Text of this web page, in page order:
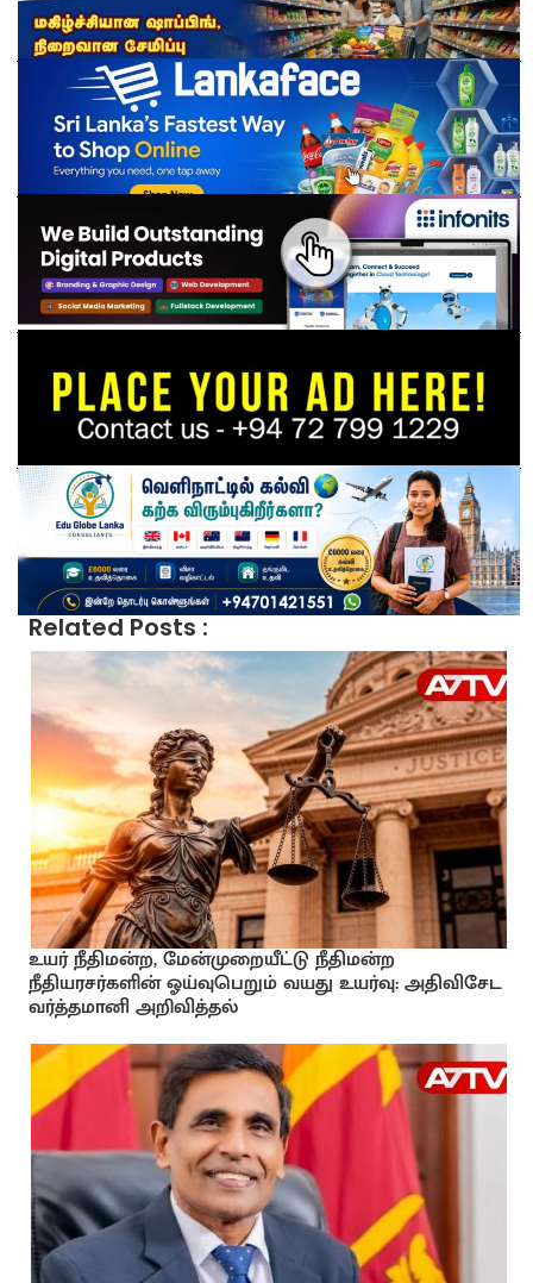
Related Posts :
உயர் நீதிமன்ற, மேன்முறையீட்டு நீதிமன்ற
நீதியரசர்களின் ஓய்வுபெறும் வயது உயர்வு: அதிவிசேட
வர்த்தமானி அறிவித்தல்